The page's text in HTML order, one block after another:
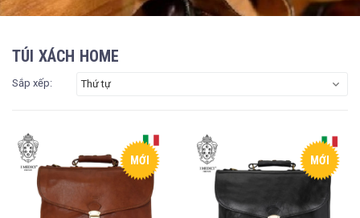
TÚI XÁCH HOME
Sắp xếp: Thứ tự
MỚI MỚI